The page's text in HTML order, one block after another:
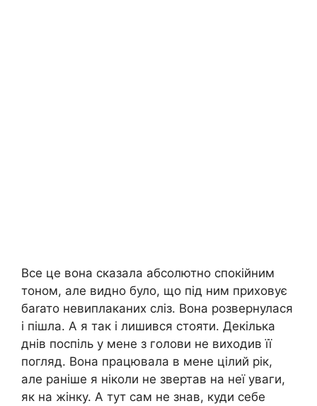
Все це вона сказала абсолютно спокійним
тоном, але видно було, що під ним приховує
баrато невиплаканих сліз. Вона розвернулася
і пішла. А я так і лишився стояти. Декілька
днів поспіль у мене з голови не виходив її
погляд. Вона працювала в мене цілий рік,
але раніше я ніколи не звертав на неї уваги,
як на жінку. А тут сам не знав, куди себе